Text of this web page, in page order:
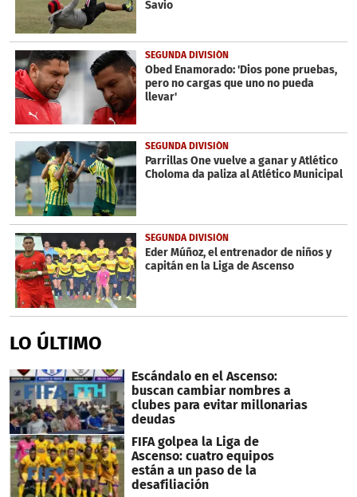
Savio
SEGUNDA DIVISIÓN
Obed Enamorado: 'Dios pone pruebas,
pero no cargas que uno no pueda
llevar'
SEGUNDA DIVISIÓN
Parrillas One vuelve a ganar y Atlético
Choloma da paliza al Atlético Municipal
SEGUNDA DIVISIÓN
Eder Múñoz, el entrenador de niños y
capitán en la Liga de Ascenso
LO ÚLTIMO
Escándalo en el Ascenso:
buscan cambiar nombres a
clubes para evitar millonarias
deudas
FIFA golpea la Liga de
Ascenso: cuatro equipos
están a un paso de la
desafiliación